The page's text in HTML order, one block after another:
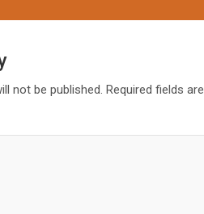
not be published. Required fields